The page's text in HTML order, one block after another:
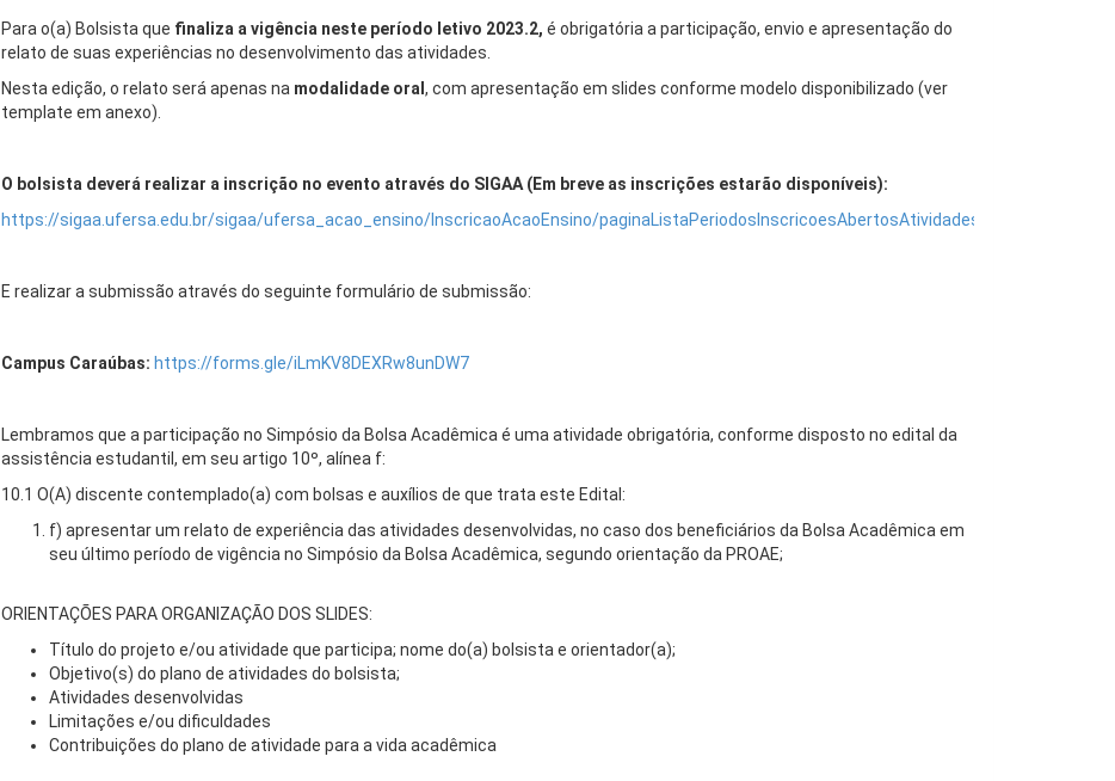
Para o(a) Bolsista que finaliza a vigência neste período letivo 2023.2, é obrigatória a participação, envio e apresentação do
relato de suas experiências no desenvolvimento das atividades.
Nesta edição, o relato será apenas na modalidade oral , com apresentação em slides conforme modelo disponibilizado (ver
template em anexo).
O bolsista deverá realizar a inscrição no evento através do SIGAA (Em breve as inscrições estarão disponíveis):
https://sigaa.ufersa.edu.br/sigaa/ufersa_acao_ensino/InscricaoAcaoEnsino/paginaListaPeriodosInscricoesAbertosAtividades.jsf
E realizar a submissão através do seguinte formulário de submissão:
Campus Caraúbas: https://forms.gle/iLmKV8DEXRw8unDW7
Lembramos que a participação no Simpósio da Bolsa Acadêmica é uma atividade obrigatória, conforme disposto no edital da
assistência estudantil, em seu artigo 10º, alínea f:
10.1 O(A) discente contemplado(a) com bolsas e auxílios de que trata este Edital:
f) apresentar um relato de experiência das atividades desenvolvidas, no caso dos beneficiários da Bolsa Acadêmica em
seu último período de vigência no Simpósio da Bolsa Acadêmica, segundo orientação da PROAE;
ORIENTAÇÕES PARA ORGANIZAÇÃO DOS SLIDES:
Título do projeto e/ou atividade que participa; nome do(a) bolsista e orientador(a);
Objetivo(s) do plano de atividades do bolsista;
Atividades desenvolvidas
Limitações e/ou dificuldades
Contribuições do plano de atividade para a vida acadêmica